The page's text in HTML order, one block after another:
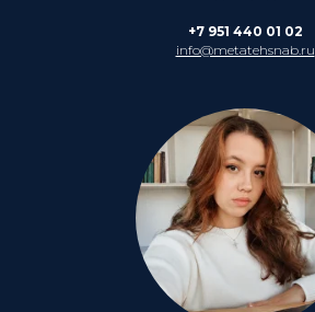
+7 951 440 01 02
info@metatehsnab.ru